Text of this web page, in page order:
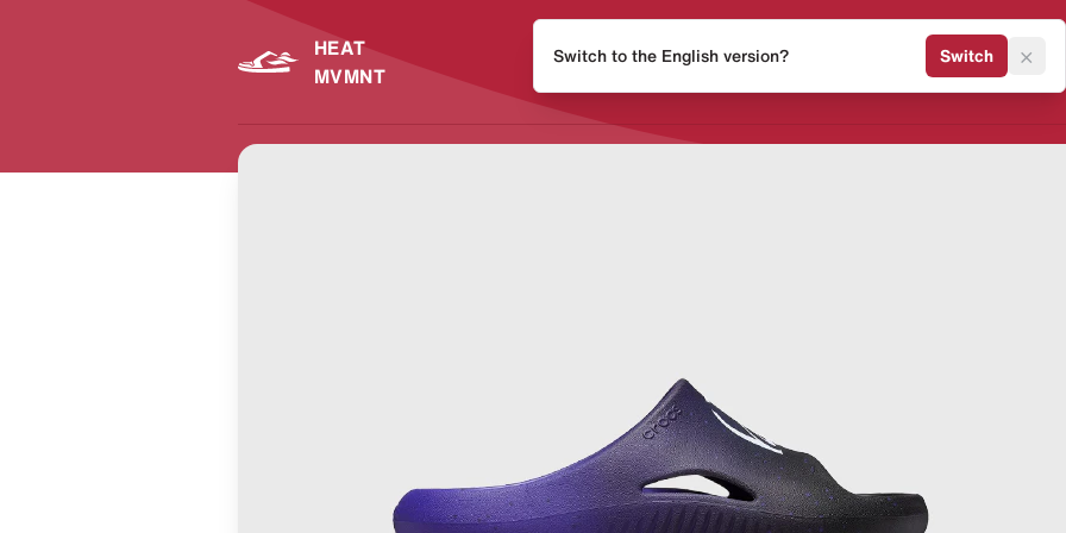
HEAT
MVMNT
Release Kalender Sneaker
Switch to the English version? Switch ×